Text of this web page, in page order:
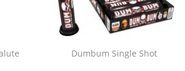
Dumbum Single Shot